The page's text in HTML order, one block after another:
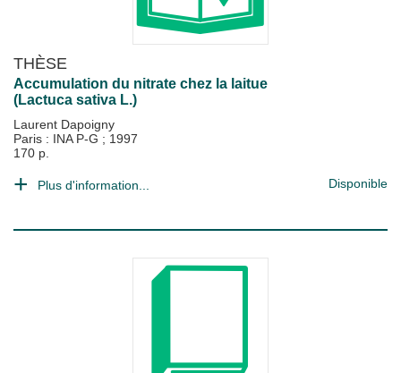
THÈSE
Accumulation du nitrate chez la laitue
(Lactuca sativa L.)
Laurent Dapoigny
Paris : INA P-G ; 1997
170 p.
Plus d'information... Disponible